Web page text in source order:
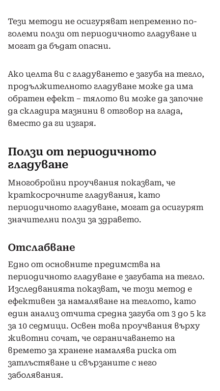
Тези методи не осигуряват непременно по-
големи ползи от периодичното гладуване и
могат да бъдат опасни.
Ако целта ви с гладуването е загуба на тегло,
продължителното гладуване може да има
обратен ефект – тялото ви може да започне
да складира мазнини в отговор на глада,
вместо да ги изгаря.
Ползи от периодичното
гладуване
Многобройни проучвания показват, че
краткосрочните гладувания, като
периодичното гладуване, могат да осигурят
значителни ползи за здравето.
Отслабване
Едно от основните предимства на
периодичното гладуване е загубата на тегло.
Изследванията показват, че този метод е
ефективен за намаляване на теглото, като
един анализ отчита средна загуба от 3 до 5 кг
за 10 седмици. Освен това проучвания върху
животни сочат, че ограничаването на
времето за хранене намалява риска от
затлъстяване и свързаните с него
заболявания.